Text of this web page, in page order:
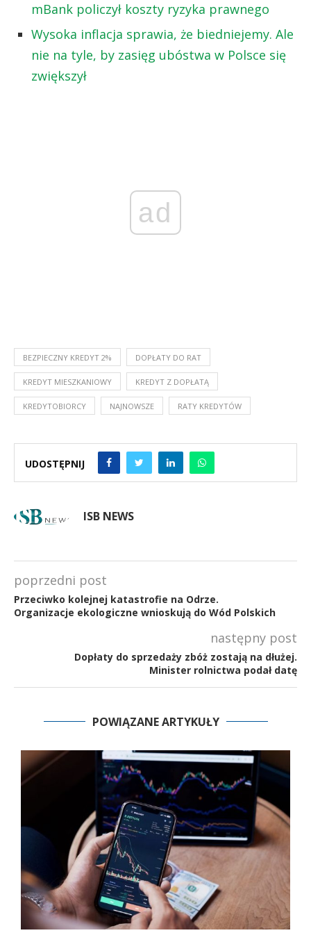
mBank policzył koszty ryzyka prawnego
Wysoka inflacja sprawia, że biedniejemy. Ale
nie na tyle, by zasięg ubóstwa w Polsce się
zwiększył
ad
BEZPIECZNY KREDYT 2% DOPŁATY DO RAT
KREDYT MIESZKANIOWY KREDYT Z DOPŁATĄ
KREDYTOBIORCY NAJNOWSZE RATY KREDYTÓW
UDOSTĘPNIJ
ISB NEWS
poprzedni post
Przeciwko kolejnej katastrofie na Odrze.
Organizacje ekologiczne wnioskują do Wód Polskich
następny post
Dopłaty do sprzedaży zbóż zostają na dłużej.
Minister rolnictwa podał datę
POWIĄZANE ARTYKUŁY